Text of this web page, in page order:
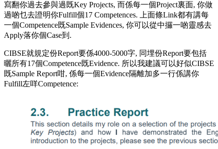
寫翻你過去參與過既Key Projects, 而係每一個Project裏面, 你做
過啲乜去證明你Fulfill個17 Competences. 上面條Link都有講每
一個Competence既Sample Evidences, 你可以從中攞一啲靈感去
Apply落你個Case到.
CIBSE就規定份Report要係4000-5000字, 同埋份Report要包括
曬所有17個Competence既Evidence. 所以我建議可以好似CIBSE
既Sample Report咁, 係每一個Evidence隔離加多一行係講你
Fulfill左咩Competence: